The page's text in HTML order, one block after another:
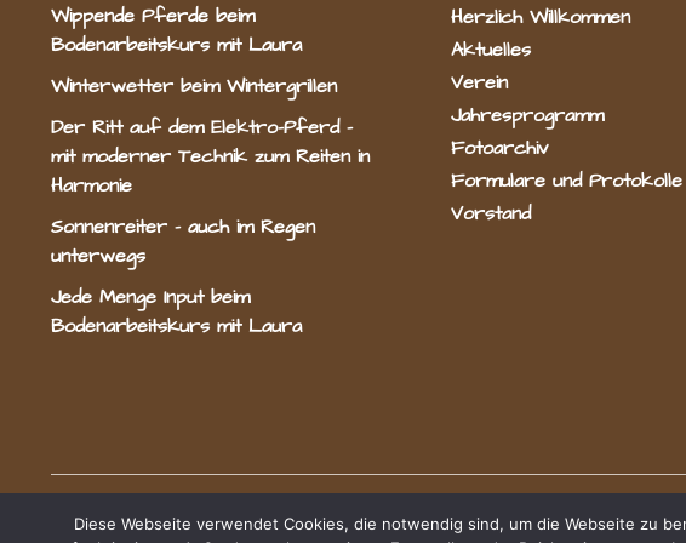
Wippende Pferde beim
Bodenarbeitskurs mit Laura
Winterwetter beim Wintergrillen
Der Ritt auf dem Elektro-Pferd –
mit moderner Technik zum Reiten in
Harmonie
Sonnenreiter – auch im Regen
unterwegs
Jede Menge Input beim
Bodenarbeitskurs mit Laura
Herzlich Willkommen
Aktuelles
Verein
Jahresprogramm
Fotoarchiv
Formulare und Protokolle
Vorstand
Radevormwald e.V.
Diese Webseite verwendet Cookies, die notwendig sind, um die Webseite zu